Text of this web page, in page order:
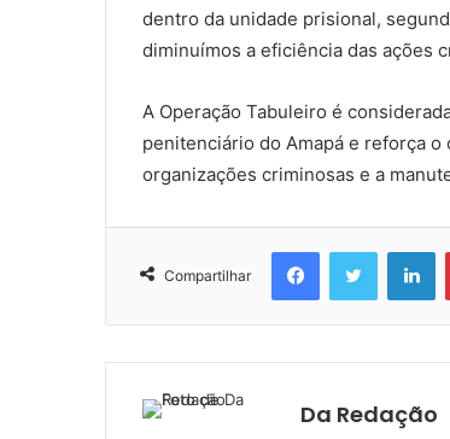
dentro da unidade prisional,
diminuímos a eficiência das ações
A Operação Tabuleiro é
penitenciário do Amapá e reforça
organizações criminosas e a
Compartilhar
FacebookTwitter
Da Redação